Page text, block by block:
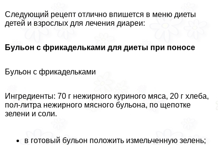
Следующий рецепт отлично впишется в меню диеты
детей и взрослых для лечения диареи:
Бульон с фрикадельками для диеты при поносе
Бульон с фрикадельками
Ингредиенты: 70 г нежирного куриного мяса, 20 г хлеба,
пол-литра нежирного мясного бульона, по щепотке
зелени и соли.
в готовый бульон положить измельченную зелень;